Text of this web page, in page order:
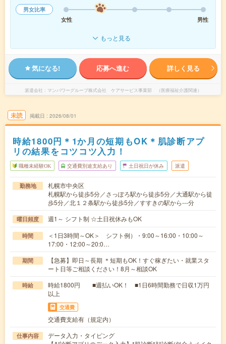
男女比率
女性
男性
もっと見る
気になる! 応募へ進む 詳しく見る
派遣会社 マンパワーグループ株式会社 ケアサービス事業部 （医療福祉介護関連）
未読 掲載日 2026/08/01
時給1800円＊1か月の短期もOK＊肌診断アプ
リの結果をコツコツ入力！
職種未経験OK 交通費別途支給あり 土日祝日が休み 派遣
勤務地
札幌市中央区
札幌駅から徒歩5分／さっぽろ駅から徒歩5分／大通駅から徒
歩5分／北１２条駅から徒歩5分／すすきの駅から---分
曜日頻度 週1～ シフト制 ☆土日祝休みもOK
時間
＜1日3時間～OK＞ シフト例）・9:00～16:00・10:00～
17:00・12:00～20:0…
期間
【急募】即日～長期 ＊短期もOK！すぐ稼ぎたい・就業スタ
ート日等ご相談ください！8月～相談OK
時給
時給1800円 ■週払いOK！ ■1日6時間勤務で日収1万円
以上
交通費
交通費支給有（規定内）
仕事内容
データ入力・タイピング